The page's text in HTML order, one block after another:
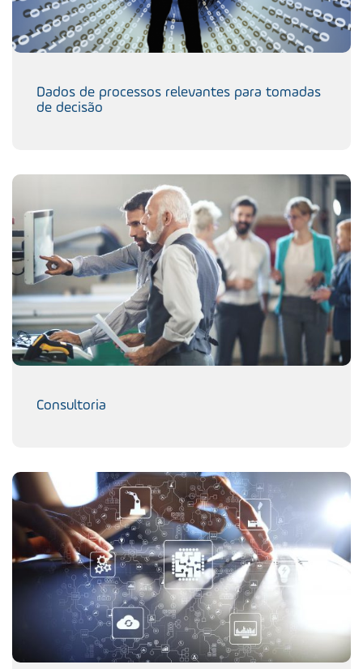
Dados de processos relevantes para tomadas
de decisão
Consultoria